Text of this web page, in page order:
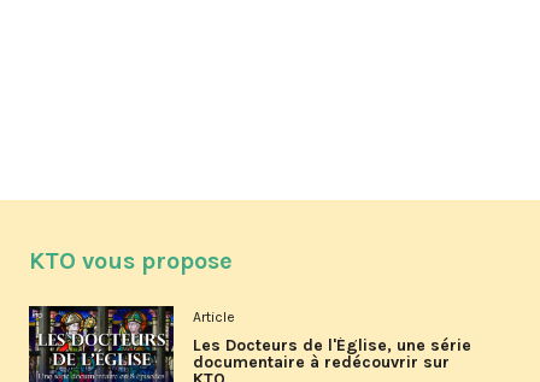
KTO vous propose
Article
Les Docteurs de l'Église, une série
documentaire à redécouvrir sur